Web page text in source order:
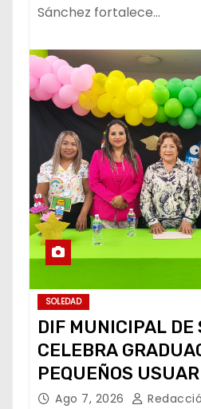
Sánchez fortalece…
SOLEDAD
DIF MUNICIPAL DE
CELEBRA
PEQUEÑOS
ESTANCIAS
Ago 7, 2026